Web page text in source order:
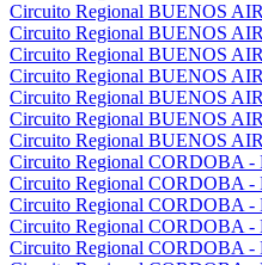
Circuito Regional BUENOS
Circuito Regional BUENOS
Circuito Regional BUENOS
Circuito Regional BUENOS
Circuito Regional BUENOS
Circuito Regional BUENOS
Circuito Regional BUENOS
Circuito Regional CORDOBA -
Circuito Regional CORDOBA -
Circuito Regional CORDOBA -
Circuito Regional CORDOBA -
Circuito Regional CORDOBA -